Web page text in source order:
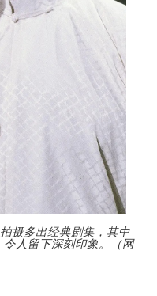
摄多出经典剧集，其中
令人留下深刻印象。（网